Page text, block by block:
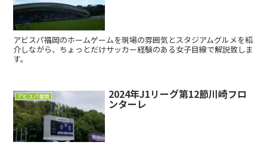
アビスパ福岡のホームゲームを現場の雰囲気とスタジアムグルメを紹
介しながら、ちょっとだけサッカー経験のある女子目線で解説致しま
す。
アビスパ福岡 2024年J1リーグ第12節川崎フロ
ンターレ